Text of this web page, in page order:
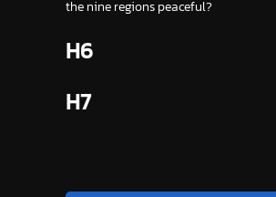
the nine regions peaceful?
H6
H7